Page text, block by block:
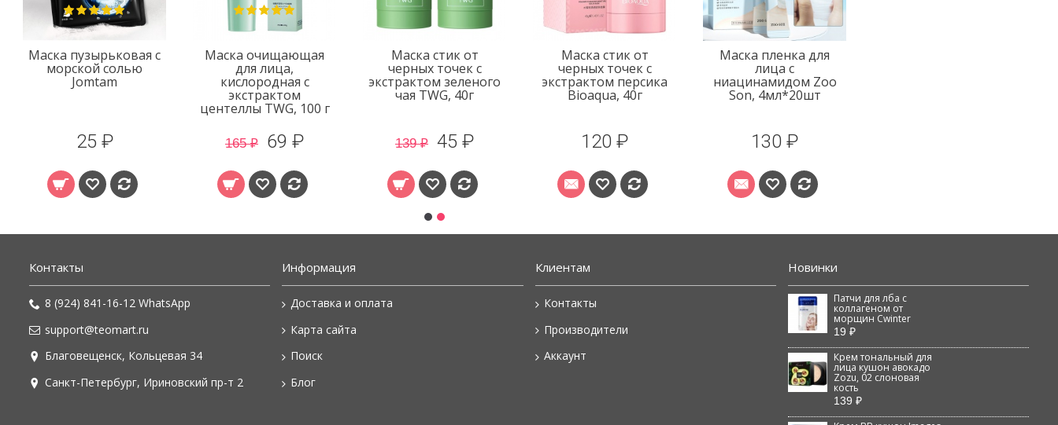
Маска пузырьковая с
морской солью
Jomtam
25 ₽
Маска очищающая
для лица,
кислородная с
экстрактом
центеллы TWG, 100 г
165 ₽ 69 ₽
Маска стик от
черных точек с
экстрактом зеленого
чая TWG, 40г
139 ₽ 45 ₽
Маска стик от
черных точек с
экстрактом персика
Bioaqua, 40г
120 ₽
Маска пленка для
лица с
ниацинамидом Zoo
Son, 4мл*20шт
130 ₽
Контакты
8 (924) 841-16-12 WhatsApp
support@teomart.ru
Благовещенск, Кольцевая 34
Санкт-Петербург, Ириновский пр-т 2
Информация
Доставка и оплата
Карта сайта
Поиск
Блог
Клиентам
Контакты
Производители
Аккаунт
Новинки
Патчи для лба с
коллагеном от
морщин Cwinter
19 ₽
Крем тональный для
лица кушон авокадо
Zozu, 02 слоновая
кость
139 ₽